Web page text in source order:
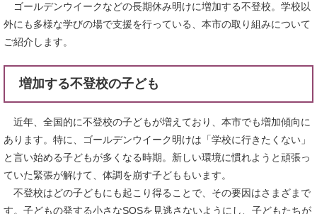
ゴールデンウイークなどの長期休み明けに増加する不登校。学校以
外にも多様な学びの場で支援を行っている、本市の取り組みについて
ご紹介します。
増加する不登校の子ども
近年、全国的に不登校の子どもが増えており、本市でも増加傾向に
あります。特に、ゴールデンウイーク明けは「学校に行きたくない」
と言い始める子どもが多くなる時期。新しい環境に慣れようと頑張っ
ていた緊張が解けて、体調を崩す子どももいます。
不登校はどの子どもにも起こり得ることで、その要因はさまざまで
す。子どもの発する小さなSOSを見逃さないようにし、子どもたちが